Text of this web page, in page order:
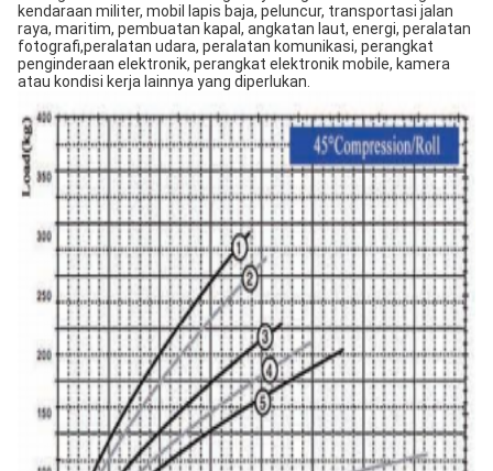
kendaraan militer, mobil lapis baja, peluncur, transportasi jalan
raya, maritim, pembuatan kapal, angkatan laut, energi, peralatan
fotografi,peralatan udara, peralatan komunikasi, perangkat
penginderaan elektronik, perangkat elektronik mobile, kamera
atau kondisi kerja lainnya yang diperlukan.